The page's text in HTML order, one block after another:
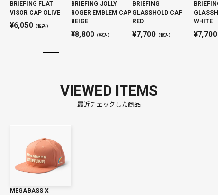
BRIEFING FLAT
VISOR CAP OLIVE
6,050 （税込）
BRIEFING JOLLY
ROGER EMBLEM CAP
BEIGE
8,800（税込）
BRIEFING
GLASSHOLD CAP
RED
7,700（税込）
WHITE
7,700
VIEWED ITEMS
最近チェックした商品
MEGABASS X